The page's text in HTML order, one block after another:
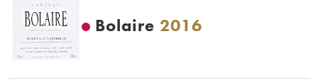
Bolaire 2016